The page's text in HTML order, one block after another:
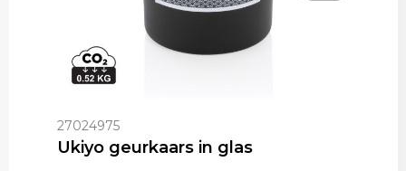
27024975
Ukiyo geurkaars in glas